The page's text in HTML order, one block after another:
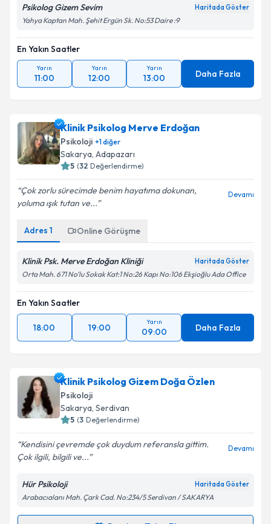
Psikolog Gizem Sevim Haritada Göster
Yahya Kaptan Mah. Şehit Ergün Sk. No:53 Daire :9
En Yakın Saatler
Yarın
11:00
Yarın
12:00
Yarın
13:00 Daha Fazla
Klinik Psikolog Merve Erdoğan
Psikoloji +1diğer
Sakarya, Adapazarı
5 (32 Değerlendirme)
Çok zorlu sürecimde benim hayatıma dokunan,
yoluma ışık tutan ve...
Devamı
Adres 1 Online Görüşme
Klinik Psk. Merve Erdoğan Kliniği Haritada Göster
Orta Mah. 671 No’lu Sokak Kat:1 No:26 Kapı No:106 Ekşioğlu Ada Office
En Yakın Saatler
18:00 19:00
Yarın
09:00 Daha Fazla
Klinik Psikolog Gizem Doğa Özlen
Psikoloji
Sakarya, Serdivan
5 (3 Değerlendirme)
Kendisini çevremde çok duydum referansla gittim.
Çok ilgili, bilgili ve...
Devamı
Hür Psikoloji Haritada Göster
Arabacıalanı Mah. Çark Cad. No:234/5 Serdivan / SAKARYA